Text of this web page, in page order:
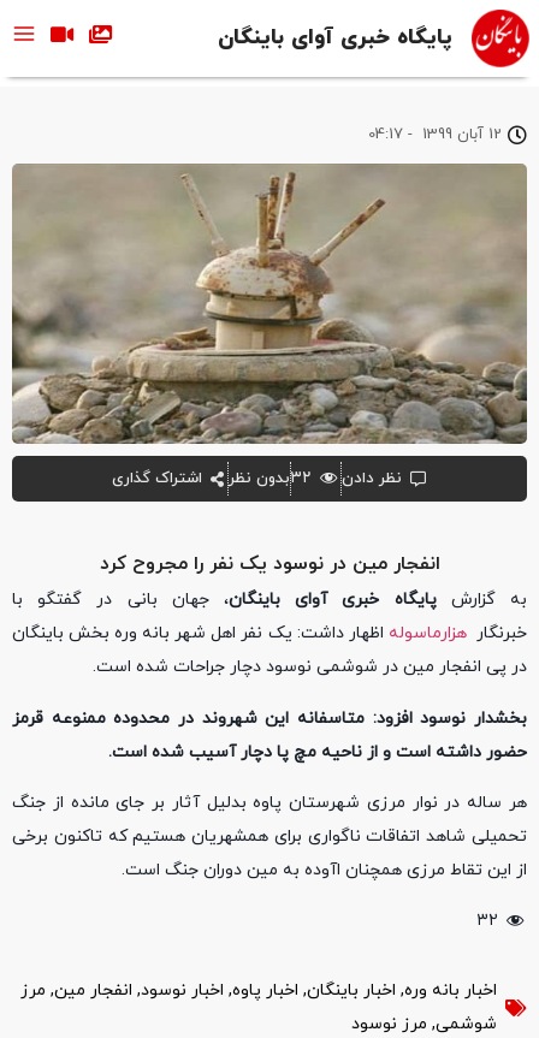
پایگاه خبری آوای باینگان
انفجار مین در نوسود یک نفر را مجروح کرد
12 آبان 1399 -
04:17
نظر دادن ۳۲بدون نظر اشتراک گذاری
به گزارشپایگاه خبری آوای باینگان، جهان بانی در گفتگو با
خبرنگار هزارماسوله اظهار داشت: یک نفر اهل شهر بانه وره بخش باینگان
در پی انفجار مین در شوشمی نوسود دچار جراحات شده است.
بخشدار نوسود افزود: متاسفانه این شهروند در محدوده ممنوعه قرمز
حضور داشته است و از ناحیه مچ پا دچار آسیب شده است.
هر ساله در نوار مرزی شهرستان پاوه بدلیل آثار بر جای مانده از جنگ
تحمیلی شاهد اتفاقات ناگواری برای همشهریان هستیم که تاکنون برخی
از این تقاط مرزی همچنان اآوده به مین دوران جنگ است.
۳۲
اخبار بانه وره, اخبار باینگان, اخبار پاوه, اخبار نوسود, انفجار مین, مرز
شوشمی, مرز نوسود